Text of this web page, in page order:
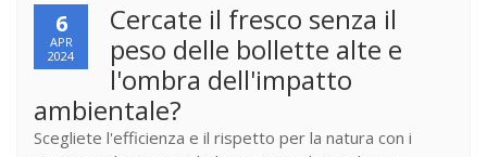
6
APR
2024
Cercate il fresco senza il
peso delle bollette alte e
l'ombra dell'impatto
ambientale?
Scegliete l'efficienza e il rispetto per la natura con i